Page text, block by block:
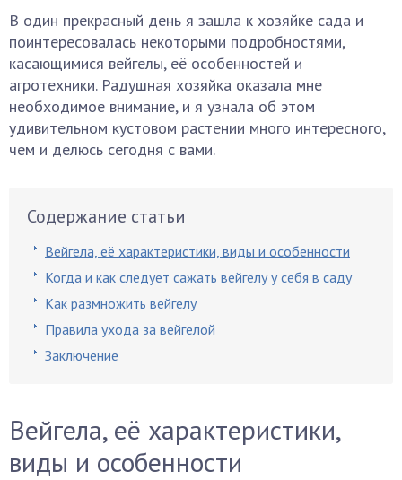
В один прекрасный день я зашла к хозяйке сада и
поинтересовалась некоторыми подробностями,
касающимися вейгелы, её особенностей и
агротехники. Радушная хозяйка оказала мне
необходимое внимание, и я узнала об этом
удивительном кустовом растении много интересного,
чем и делюсь сегодня с вами.
Содержание статьи
Вейгела, её характеристики, виды и особенности
Когда и как следует сажать вейгелу у себя в саду
Как размножить вейгелу
Правила ухода за вейгелой
Заключение
Вейгела, её характеристики,
виды и особенности